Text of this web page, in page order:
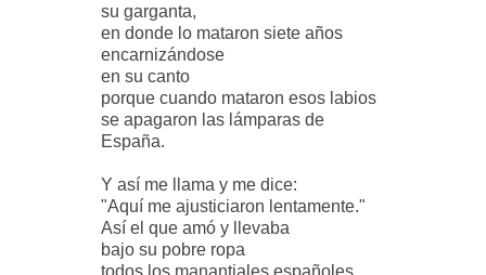
su garganta,
en donde lo mataron siete años
encarnizándose
en su canto
porque cuando mataron esos labios
se apagaron las lámparas de
España.
Y así me llama y me dice:
"Aquí me ajusticiaron lentamente."
Así el que amó y llevaba
bajo su pobre ropa
todos los manantiales españoles